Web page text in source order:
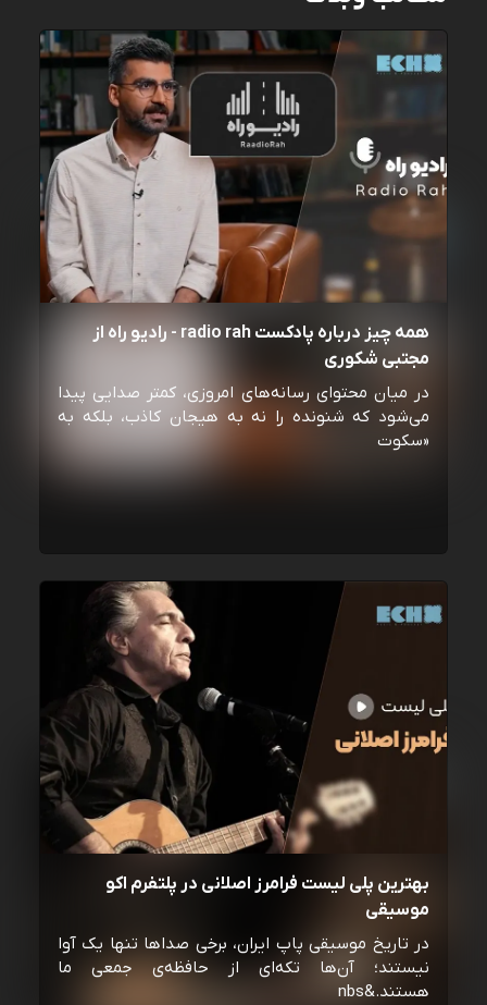
همه چیز درباره پادکست radio rah - رادیو راه از
مجتبی شکوری
در میان محتوای رسانه‌های امروزی، کمتر صدایی پیدا
می‌شود که شنونده را نه به هیجان کاذب، بلکه به
«سکوت
بهترین پلی لیست فرامرز اصلانی در پلتفرم اکو
موسیقی
در تاریخ موسیقی پاپ ایران، برخی صداها تنها یک آوا
نیستند؛ آن‌ها تکه‌ای از حافظه‌ی جمعی ما
هستند.&nbs